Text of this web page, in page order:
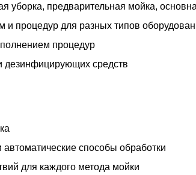
уборка, предварительная мойка,
и процедур для разных типов
процедур
дезинфицирующих средств
способы обработки
для каждого метода мойки